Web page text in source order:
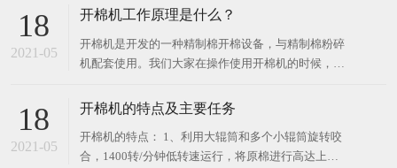
要尽量的小，因为棉束小，杂质暴露在其表面的机会
匀。棉束小，可以避免在气流输送中由于棉束重量差
异大而造成的分类
18
2021-05
开棉机工作原理是什么？
开棉机是开发的一种精制棉开棉设备，与精制棉粉碎
机配套使用。我们大家在操作使用开棉机的时候，我
知道开棉机工作原理是什么？ 开棉机工作原理如下：
低转速运行，将原棉进行高达上万次的梳松整理，且
不损伤原棉；
18
2021-05
开棉机的特点及主要任务
开棉机的特点： 1、利用大辊筒和多个小辊筒旋转咬
合，1400转/分钟低转速运行，将原棉进行高达上万